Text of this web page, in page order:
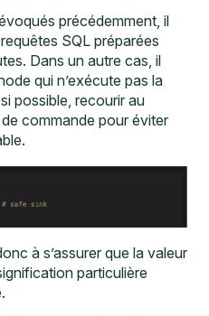
précédemment, il
SQL préparées
Dans un autre cas, il
qui n’exécute pas la
possible, recourir au
commande pour éviter
à s’assurer que la valeur
particulière